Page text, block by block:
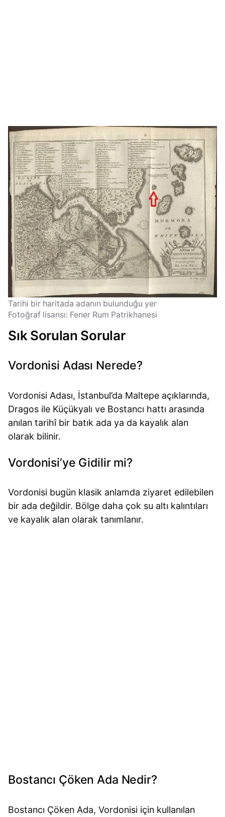
Tarihi bir haritada adanın bulunduğu yer
Fotoğraf lisansı: Fener Rum Patrikhanesi
Sık Sorulan Sorular
Vordonisi Adası Nerede?
Vordonisi Adası, İstanbul’da Maltepe açıklarında,
Dragos ile Küçükyalı ve Bostancı hattı arasında
anılan tarihî bir batık ada ya da kayalık alan
olarak bilinir.
Vordonisi’ye Gidilir mi?
Vordonisi bugün klasik anlamda ziyaret edilebilen
bir ada değildir. Bölge daha çok su altı kalıntıları
ve kayalık alan olarak tanımlanır.
Bostancı Çöken Ada Nedir?
Bostancı Çöken Ada, Vordonisi için kullanılan